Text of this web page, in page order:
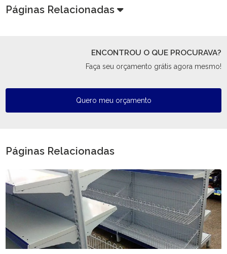
Páginas Relacionadas
ENCONTROU O QUE PROCURAVA?
Faça seu orçamento grátis agora mesmo!
Quero meu orçamento
Páginas Relacionadas